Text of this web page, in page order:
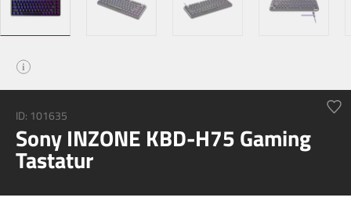
i
ID: 101635
Sony INZONE KBD-H75 Gaming
Tastatur